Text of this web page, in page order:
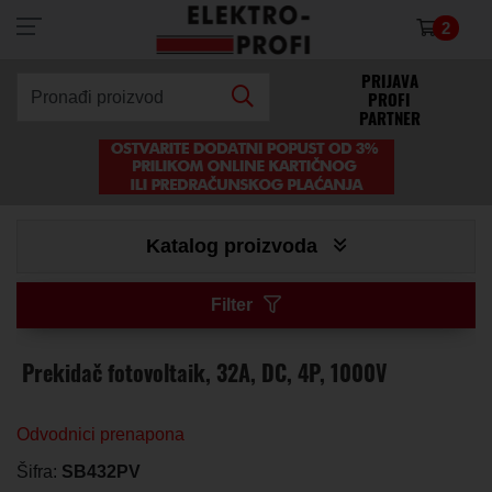
×
2
Pronađi proizvod
PRIJAVA
PROFI
PARTNER
Katalog proizvoda
Filter
Prekidač fotovoltaik, 32A, DC, 4P, 1000V
Odvodnici prenapona
Šifra: SB432PV